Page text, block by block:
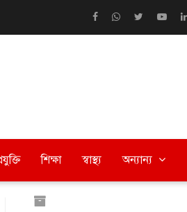
শিক্ষা স্বাস্থ্য অন্যান্য